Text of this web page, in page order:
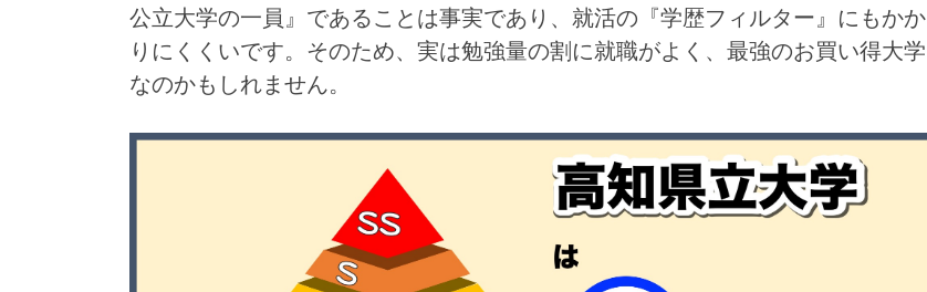
公立大学の一員』であることは事実であり、就活の『学歴フィルター』にもかか
りにくくいです。そのため、実は勉強量の割に就職がよく、最強のお買い得大学
なのかもしれません。